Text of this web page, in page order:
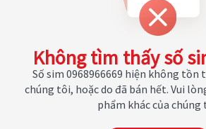
Không tìm thấy số
Số sim 0968966669 hiện không tồn
chúng tôi, hoặc do đã bán hết. Vui
phẩm khác của chúng